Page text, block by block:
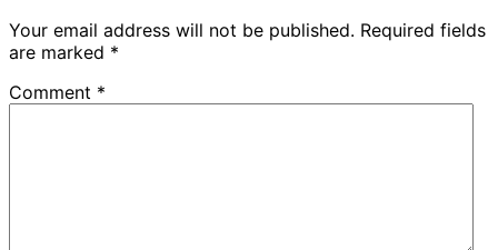
Your email address will not be published. Required fields
are marked *
Comment *